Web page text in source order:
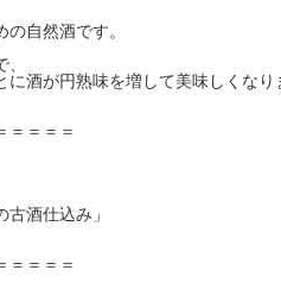
自然酒です。
酒が円熟味を増して美味しくなり
＝＝＝＝
古酒仕込み」
＝＝＝＝